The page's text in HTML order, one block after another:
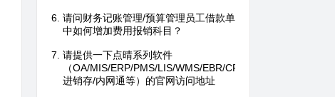
请问财务记账管理/预算管理员工借款单
中如何增加费用报销科目？
请提供一下点晴系列软件
（OA/MIS/ERP/PMS/LIS/WMS/EBR/CRM/MAS/DRP/
进销存/内网通等）的官网访问地址